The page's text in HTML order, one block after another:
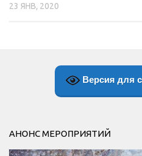
23 ЯНВ, 2020
Версия для
АНОНС МЕРОПРИЯТИЙ